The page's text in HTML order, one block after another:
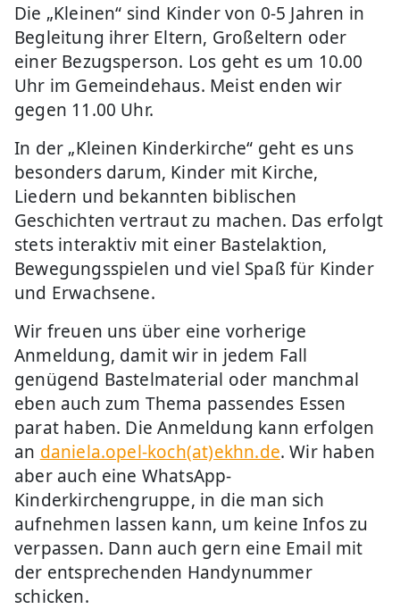
Die „Kleinen“ sind Kinder von 0-5 Jahren in
Begleitung ihrer Eltern, Großeltern oder
einer Bezugsperson. Los geht es um 10.00
Uhr im Gemeindehaus. Meist enden wir
gegen 11.00 Uhr.
In der „Kleinen Kinderkirche“ geht es uns
besonders darum, Kinder mit Kirche,
Liedern und bekannten biblischen
Geschichten vertraut zu machen. Das erfolgt
stets interaktiv mit einer Bastelaktion,
Bewegungsspielen und viel Spaß für Kinder
und Erwachsene.
Wir freuen uns über eine vorherige
Anmeldung, damit wir in jedem Fall
genügend Bastelmaterial oder manchmal
eben auch zum Thema passendes Essen
parat haben. Die Anmeldung kann erfolgen
an daniela.opel-koch(at)ekhn.de. Wir haben
aber auch eine WhatsApp-
Kinderkirchengruppe, in die man sich
aufnehmen lassen kann, um keine Infos zu
verpassen. Dann auch gern eine Email mit
der entsprechenden Handynummer
schicken.